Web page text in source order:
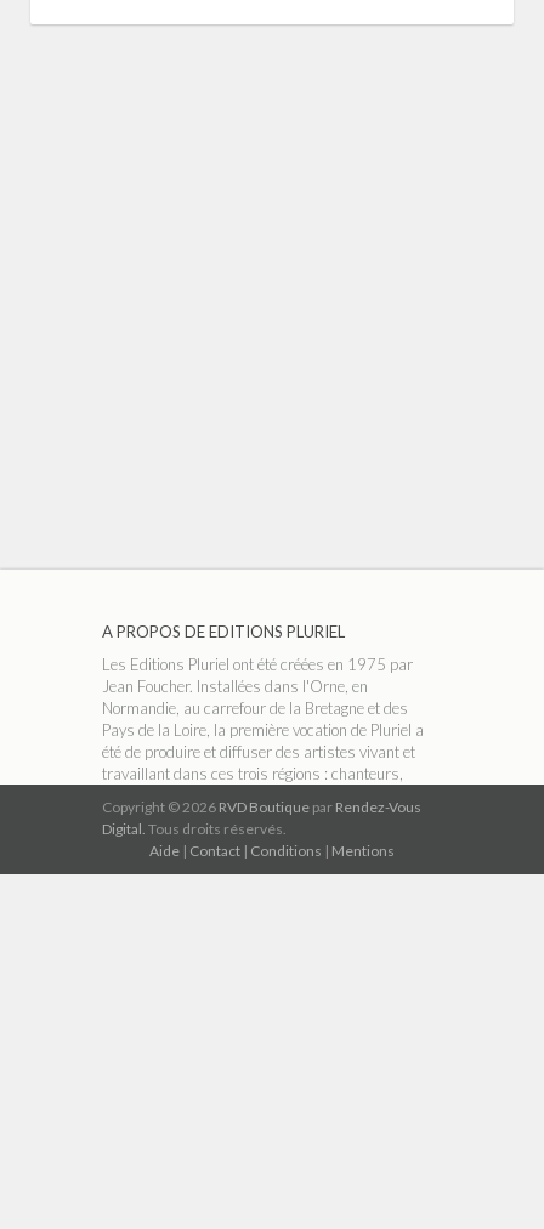
A PROPOS DE EDITIONS PLURIEL
Les Editions Pluriel ont été créées en 1975 par
Jean Foucher. Installées dans l'Orne, en
Normandie, au carrefour de la Bretagne et des
Pays de la Loire, la première vocation de Pluriel a
été de produire et diffuser des artistes vivant et
travaillant dans ces trois régions : chanteurs,
musiciens classiques, etc. Dans les années 90,
avec l'arrivée du CD, le catalogue s'est élargi aux
musiques celtiques et aux bandes playback
Copyright © 2026 RVD Boutique par Rendez-Vous
Digital. Tous droits réservés.
Aide | Contact | Conditions | Mentions